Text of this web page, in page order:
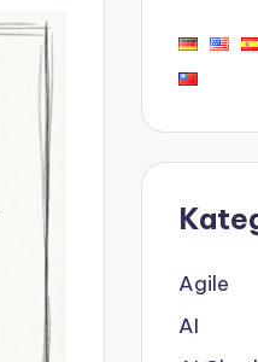
Agile
AI